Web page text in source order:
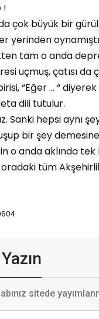
!
çok büyük bir
yerinden
tam o anda
uçmuş, çatısı da
“Eğer ... “
dili tutulur.
Sanki hepsi aynı
bir şey
o anda aklında tek
tüm
sitede